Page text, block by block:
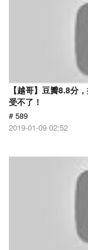
【越哥】豆瓣8.8分
受不了！
# 589
2019-01-09 02:52